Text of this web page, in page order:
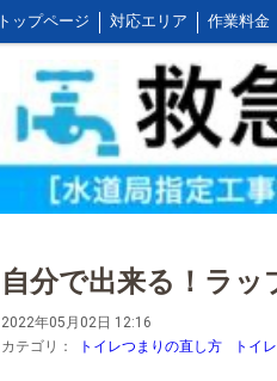
トップページ 対応エリア 作業料金
お客様の声とご感想 WEB割引ご利用方
屋外の作業料金
自分で出来る！ラ
2022年05月02日 12:16
カテゴリ：
トイレつまりの直し方 トイ